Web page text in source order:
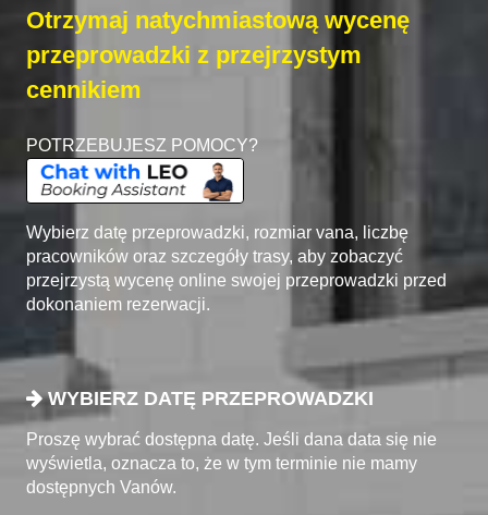
Otrzymaj natychmiastową wycenę
przeprowadzki z przejrzystym
cennikiem
POTRZEBUJESZ POMOCY?
Wybierz datę przeprowadzki, rozmiar vana, liczbę
pracowników oraz szczegóły trasy, aby zobaczyć
przejrzystą wycenę online swojej przeprowadzki przed
dokonaniem rezerwacji.
WYBIERZ DATĘ PRZEPROWADZKI
Proszę wybrać dostępna datę. Jeśli dana data się nie
wyświetla, oznacza to, że w tym terminie nie mamy
dostępnych Vanów.